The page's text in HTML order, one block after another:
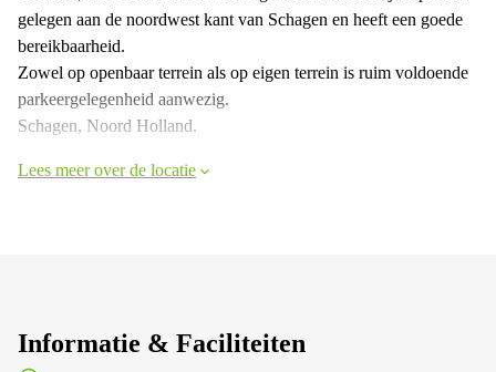
gelegen aan de noordwest kant van Schagen en heeft een goede
bereikbaarheid.
Zowel op openbaar terrein als op eigen terrein is ruim voldoende
parkeergelegenheid aanwezig.
Schagen, Noord Holland.
Lees meer over de locatie
Informatie & Faciliteiten